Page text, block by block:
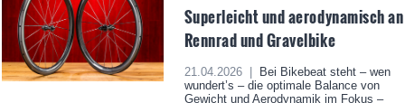
Superleicht und aerodynamisch an
Rennrad und Gravelbike
21.04.2026 |
Bei Bikebeat steht – wen
wundert’s – die optimale Balance von
Gewicht und Aerodynamik im Fokus –